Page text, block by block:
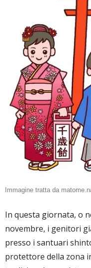
Immagine tratta da
In questa giornata, o
novembre, i genitori
presso i santuari
protettore della zona